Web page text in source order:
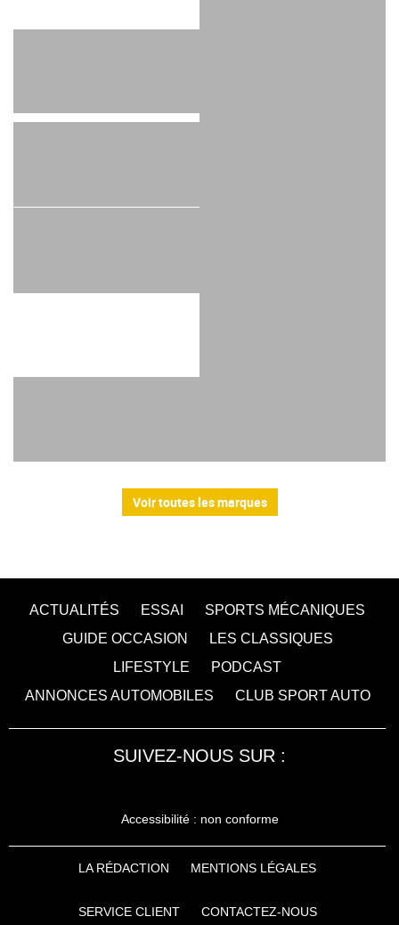
Voir toutes les marques
ACTUALITÉS ESSAI
SPORTS MÉCANIQUES
GUIDE OCCASION
LES CLASSIQUES
LIFESTYLE
PODCAST
ANNONCES AUTOMOBILES
CLUB SPORT AUTO
SUIVEZ-NOUS SUR :
Accessibilité : non conforme
LA RÉDACTION MENTIONS LÉGALES
SERVICE CLIENT CONTACTEZ-NOUS